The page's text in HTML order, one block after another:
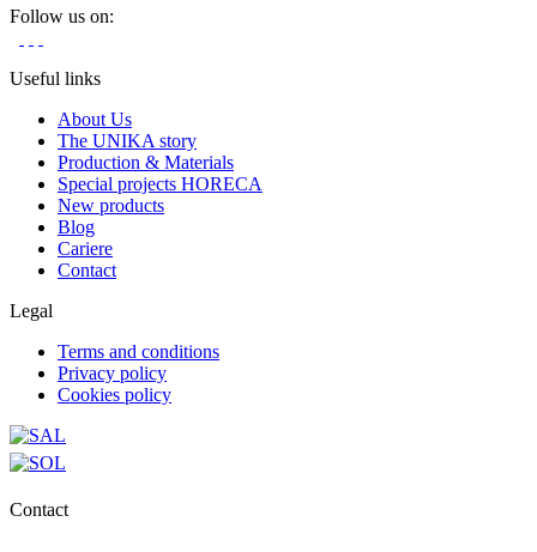
Follow us on:
Useful links
About Us
The UNIKA story
Production & Materials
Special projects HORECA
New products
Blog
Cariere
Contact
Legal
Terms and conditions
Privacy policy
Cookies policy
Contact